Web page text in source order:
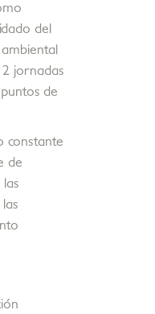
del
2 jornadas
de
constante
de
las